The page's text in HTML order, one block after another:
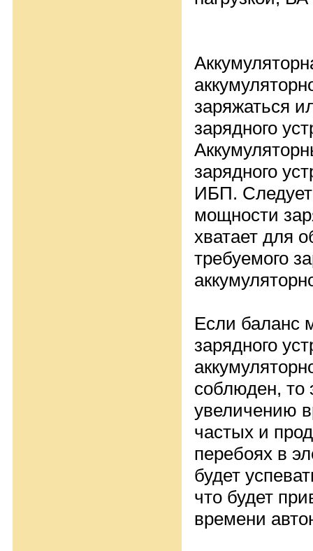
заряжаться
зарядного
зарядного
ИБП. Следует
мощности
хватает для
требуемого
Если баланс
зарядного
соблюден, то
увеличению
частых и
перебоях в
будет
что будет
времени